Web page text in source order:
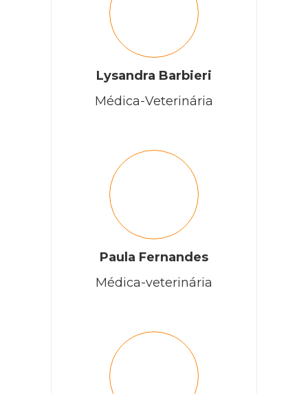
Lysandra Barbieri
Médica-Veterinária
Paula Fernandes
Médica-veterinária